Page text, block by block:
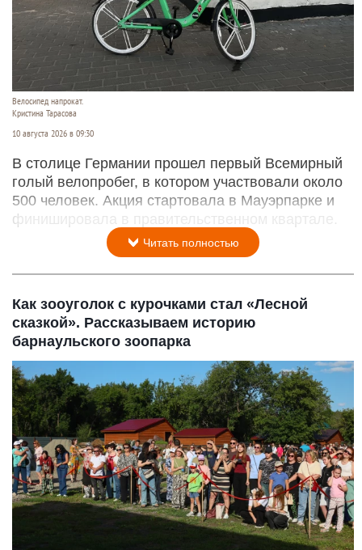
Велосипед напрокат.
Кристина Тарасова
10 августа 2026 в 09:30
В столице Германии прошел первый Всемирный
голый велопробег, в котором участвовали около
500 человек. Акция стартовала в Мауэрпарке и
финишировала в правительственном квартале.
Читать полностью
Как зооуголок с курочками стал «Лесной
сказкой». Рассказываем историю
барнаульского зоопарка